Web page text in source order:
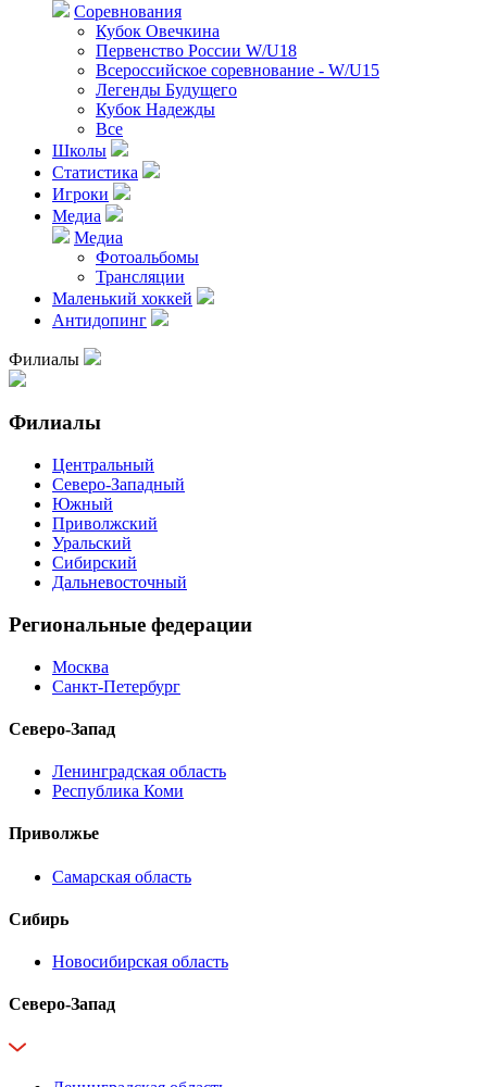
Соревнования
Кубок Овечкина
Первенство России W/U18
Всероссийское соревнование - W/U15
Легенды Будущего
Кубок Надежды
Все
Школы
Статистика
Игроки
Медиа
Медиа
Фотоальбомы
Трансляции
Маленький хоккей
Антидопинг
Филиалы
Филиалы
Центральный
Северо-Западный
Южный
Приволжский
Уральский
Сибирский
Дальневосточный
Региональные федерации
Москва
Санкт-Петербург
Северо-Запад
Ленинградская область
Республика Коми
Приволжье
Самарская область
Сибирь
Новосибирская область
Северо-Запад